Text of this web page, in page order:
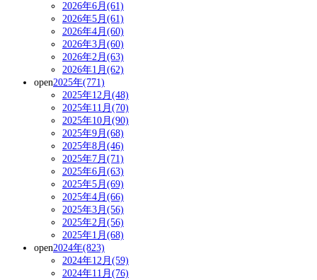
2026年6月(61)
2026年5月(61)
2026年4月(60)
2026年3月(60)
2026年2月(63)
2026年1月(62)
open2025年(771)
2025年12月(48)
2025年11月(70)
2025年10月(90)
2025年9月(68)
2025年8月(46)
2025年7月(71)
2025年6月(63)
2025年5月(69)
2025年4月(66)
2025年3月(56)
2025年2月(56)
2025年1月(68)
open2024年(823)
2024年12月(59)
2024年11月(76)